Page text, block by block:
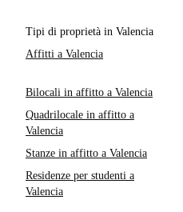
Tipi di proprietà in Valencia
Affitti a Valencia
Bilocali in affitto a Valencia
Quadrilocale in affitto a
Valencia
Stanze in affitto a Valencia
Residenze per studenti a
Valencia